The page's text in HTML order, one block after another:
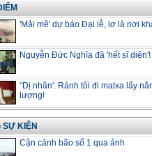
'Mải mê' dự báo Đại lễ, lơ là nơi
Nguyễn Đức Nghĩa đã 'hết sĩ diện'!
“Dị nhân': Rảnh tôi đi matxa lấy
lượng!
SỰ KIỆN
Cận cảnh bão số 1 qua ảnh